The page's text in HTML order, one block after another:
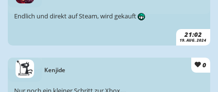
21:02
19. AUG. 2024
Endlich und direkt auf Steam, wird gekauft
Kenjide
0